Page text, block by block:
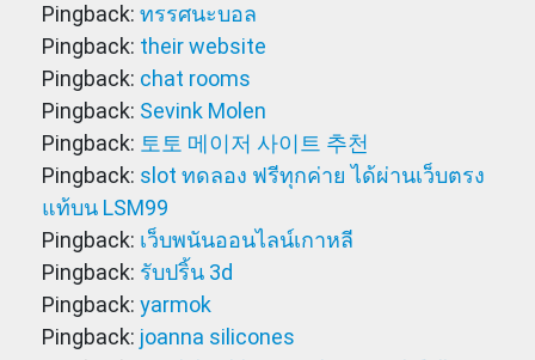
Pingback: ทรรศนะบอล
Pingback: their website
Pingback: chat rooms
Pingback: Sevink Molen
Pingback: 토토 메이저 사이트 추천
Pingback: slot ทดลอง ฟรีทุกค่าย ได้ผ่านเว็บตรง
แท้บน LSM99
Pingback: เว็บพนันออนไลน์เกาหลี
Pingback: รับปริ้น 3d
Pingback: yarmok
Pingback: joanna silicones